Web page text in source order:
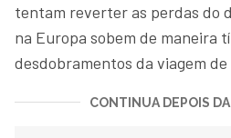
tentam reverter as perdas do
na Europa sobem de maneira
desdobramentos da viagem de
CONTINUA DEPOIS